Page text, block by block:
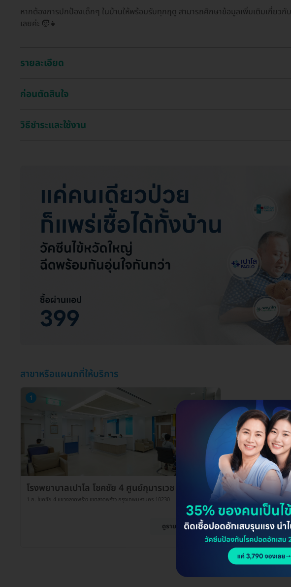
หากต้องการปกป้องเด็กๆ ในบ้านให้พร้อมรับทุกฤดู สามารถศึกษาข้อมูลเพิ่มเติมเกี่ยวกับ
เลยค่ะ 🧒👧
รายละเอียด
ก่อนตัดสินใจ
วิธีชำระและใช้งาน
สาขาหรือแผนกที่ให้บริการ
1
โรงพยาบาลเปาโล โชคชัย 4 ศูนย์กุมารเวช
1 ถ. โชคขัย 4 แขวงลาดพร้าว เขตลาดพร้าว กรุงเทพมหานคร 10230
ดูรายละเอียด